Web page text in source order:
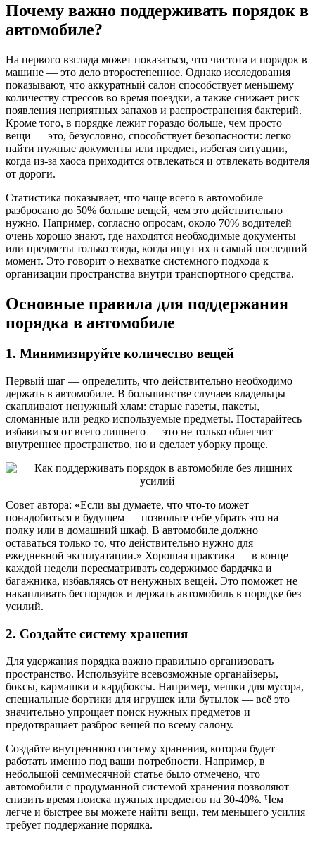
Почему важно поддерживать порядок в
автомобиле?
На первого взгляда может показаться, что чистота и порядок в
машине — это дело второстепенное. Однако исследования
показывают, что аккуратный салон способствует меньшему
количеству стрессов во время поездки, а также снижает риск
появления неприятных запахов и распространения бактерий.
Кроме того, в порядке лежит гораздо больше, чем просто
вещи — это, безусловно, способствует безопасности: легко
найти нужные документы или предмет, избегая ситуации,
когда из-за хаоса приходится отвлекаться и отвлекать водителя
от дороги.
Статистика показывает, что чаще всего в автомобиле
разбросано до 50% больше вещей, чем это действительно
нужно. Например, согласно опросам, около 70% водителей
очень хорошо знают, где находятся необходимые документы
или предметы только тогда, когда ищут их в самый последний
момент. Это говорит о нехватке системного подхода к
организации пространства внутри транспортного средства.
Основные правила для поддержания
порядка в автомобиле
1. Минимизируйте количество вещей
Первый шаг — определить, что действительно необходимо
держать в автомобиле. В большинстве случаев владельцы
скапливают ненужный хлам: старые газеты, пакеты,
сломанные или редко используемые предметы. Постарайтесь
избавиться от всего лишнего — это не только облегчит
внутреннее пространство, но и сделает уборку проще.
Совет автора: «Если вы думаете, что что-то может
понадобиться в будущем — позвольте себе убрать это на
полку или в домашний шкаф. В автомобиле должно
оставаться только то, что действительно нужно для
ежедневной эксплуатации.» Хорошая практика — в конце
каждой недели пересматривать содержимое бардачка и
багажника, избавляясь от ненужных вещей. Это поможет не
накапливать беспорядок и держать автомобиль в порядке без
усилий.
2. Создайте систему хранения
Для удержания порядка важно правильно организовать
пространство. Используйте всевозможные органайзеры,
боксы, кармашки и кардбоксы. Например, мешки для мусора,
специальные бортики для игрушек или бутылок — всё это
значительно упрощает поиск нужных предметов и
предотвращает разброс вещей по всему салону.
Создайте внутреннюю систему хранения, которая будет
работать именно под ваши потребности. Например, в
небольшой семимесячной статье было отмечено, что
автомобили с продуманной системой хранения позволяют
снизить время поиска нужных предметов на 30-40%. Чем
легче и быстрее вы можете найти вещи, тем меньшего усилия
требует поддержание порядка.